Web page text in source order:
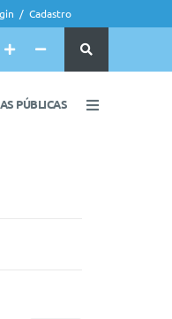
/ Cadastro
PÚBLICAS